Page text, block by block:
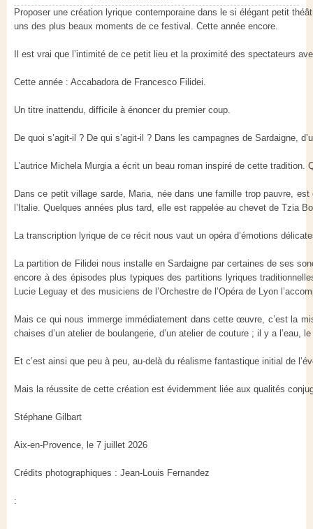
Proposer une création lyrique contemporaine dans le si élégant petit
uns des plus beaux moments de ce festival. Cette année encore.
Il est vrai que l’intimité de ce petit lieu et la proximité des spectateurs
Cette année : Accabadora de Francesco Filidei.
Un titre inattendu, difficile à énoncer du premier coup.
De quoi s’agit-il ? De qui s’agit-il ? Dans les campagnes de Sardaigne,
L’autrice Michela Murgia a écrit un beau roman inspiré de cette
Dans ce petit village sarde, Maria, née dans une famille trop pauvre,
l’Italie. Quelques années plus tard, elle est rappelée au chevet de Tzia
La transcription lyrique de ce récit nous vaut un opéra d’émotions
La partition de Filidei nous installe en Sardaigne par certaines de ses
encore à des épisodes plus typiques des partitions lyriques
Lucie Leguay et des musiciens de l’Orchestre de l’Opéra de Lyon
Mais ce qui nous immerge immédiatement dans cette œuvre, c’est la
chaises d’un atelier de boulangerie, d’un atelier de couture ; il y a
Et c’est ainsi que peu à peu, au-delà du réalisme fantastique initial de
Mais la réussite de cette création est évidemment liée aux qualités
Stéphane Gilbart
Aix-en-Provence, le 7 juillet 2026
Crédits photographiques : Jean-Louis Fernandez
: